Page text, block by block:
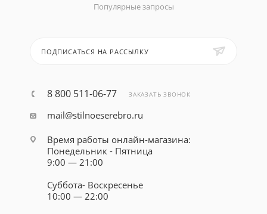
Популярные запросы
ПОДПИСАТЬСЯ НА РАССЫЛКУ
8 800 511-06-77 ЗАКАЗАТЬ ЗВОНОК
mail@stilnoeserebro.ru
Время работы онлайн-магазина:
Понедельник - Пятница
9:00 — 21:00
Суббота- Воскресенье
10:00 — 22:00